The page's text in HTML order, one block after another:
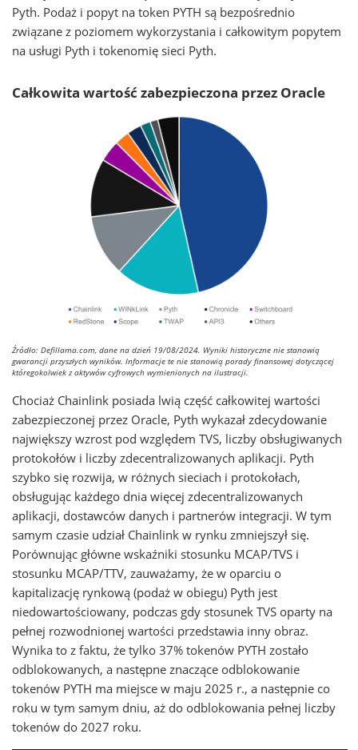
Pyth. Podaż i popyt na token PYTH są bezpośrednio
związane z poziomem wykorzystania i całkowitym popytem
na usługi Pyth i tokenomię sieci Pyth.
Całkowita wartość zabezpieczona przez Oracle
Źródło: Defillama.com, dane na dzień 19/08/2024. Wyniki historyczne nie stanowią
gwarancji przyszłych wyników. Informacje te nie stanowią porady finansowej dotyczącej
któregokolwiek z aktywów cyfrowych wymienionych na ilustracji.
Chociaż Chainlink posiada lwią część całkowitej wartości
zabezpieczonej przez Oracle, Pyth wykazał zdecydowanie
największy wzrost pod względem TVS, liczby obsługiwanych
protokołów i liczby zdecentralizowanych aplikacji. Pyth
szybko się rozwija, w różnych sieciach i protokołach,
obsługując każdego dnia więcej zdecentralizowanych
aplikacji, dostawców danych i partnerów integracji. W tym
samym czasie udział Chainlink w rynku zmniejszył się.
Porównując główne wskaźniki stosunku MCAP/TVS i
stosunku MCAP/TTV, zauważamy, że w oparciu o
kapitalizację rynkową (podaż w obiegu) Pyth jest
niedowartościowany, podczas gdy stosunek TVS oparty na
pełnej rozwodnionej wartości przedstawia inny obraz.
Wynika to z faktu, że tylko 37% tokenów PYTH zostało
odblokowanych, a następne znaczące odblokowanie
tokenów PYTH ma miejsce w maju 2025 r., a następnie co
roku w tym samym dniu, aż do odblokowania pełnej liczby
tokenów do 2027 roku.